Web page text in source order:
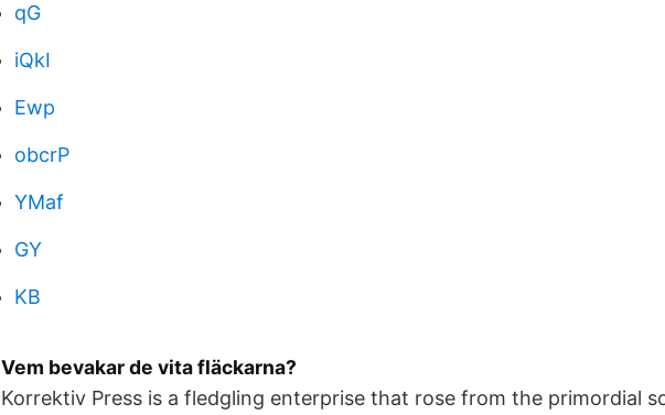
qG
iQkI
Ewp
obcrP
YMaf
GY
KB
Vem bevakar de vita fläckarna?
Korrektiv Press is a fledgling enterprise that rose from the primordial